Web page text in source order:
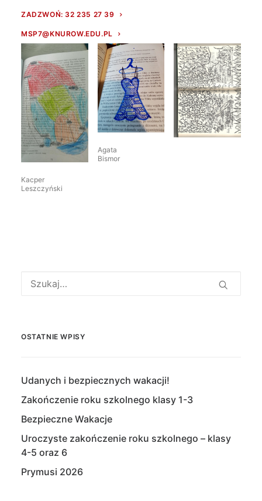
ZADZWOŃ: 32 235 27 39
MSP7@KNUROW.EDU.PL
Julia
Świerczyńska
Kacper
Leszczyński
Agata
Bismor
OSTATNIE WPISY
Udanych i bezpiecznych wakacji!
Zakończenie roku szkolnego klasy 1-3
Bezpieczne Wakacje
Uroczyste zakończenie roku szkolnego – klasy
4-5 oraz 6
Prymusi 2026